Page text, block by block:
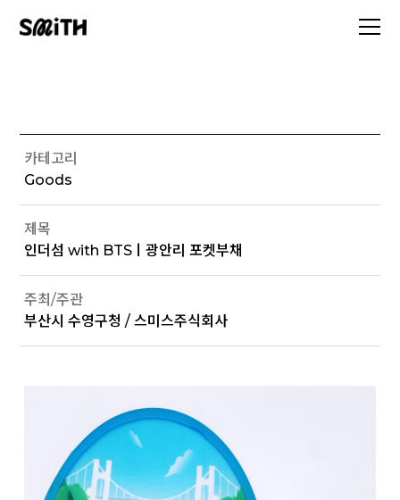
카테고리
Goods
제목
인더섬 with BTSㅣ광안리 포켓부채
주최/주관
부산시 수영구청 / 스미스주식회사